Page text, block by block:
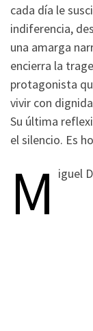
cada día le
indiferencia,
una amarga
encierra la
protagonista
vivir con
Su última
el silencio. Es
M iguel